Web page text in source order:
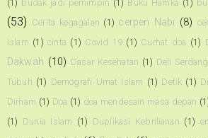
(1) budak jadi pemimpin (1) Buku Hamka (1)
(53) Cerita kegagalan (1) cerpen Nabi (8)
Islam (1) cinta (1) Covid 19 (1) Curhat doa (1)
Dakwah (10) Dasar Kesehatan (1) Deli Serdang
Tubuh (1) Demografi Umat Islam (1) Detik (1)
Dirham (1) Doa (1) doa mendesain masa depan
(1) Dunia Islam (1) Duplikasi Kebrilianan (1)